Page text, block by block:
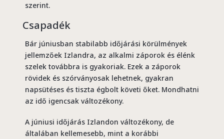
szerint.
Csapadék
Bár júniusban stabilabb időjárási körülmények
jellemzőek Izlandra, az alkalmi záporok és élénk
szelek továbbra is gyakoriak. Ezek a záporok
rövidek és szórványosak lehetnek, gyakran
napsütéses és tiszta égbolt követi őket. Mondhatni
az idő igencsak változékony.
A júniusi időjárás Izlandon változékony, de
általában kellemesebb, mint a korábbi